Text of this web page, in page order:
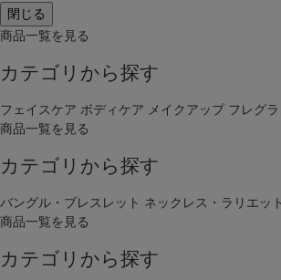
閉じる
商品一覧を見る
カテゴリから探す
フェイスケア ボディケア メイクアップ フレグラ
商品一覧を見る
カテゴリから探す
バングル・ブレスレット ネックレス・ラリエット
商品一覧を見る
カテゴリから探す